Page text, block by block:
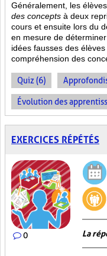
Généralement, les
des concepts à deux
cours et ensuite lors du
en mesure de
idées fausses des
compréhension des
Quiz (6)
Évolution des
EXERCICES RÉPÉTÉS
0 La